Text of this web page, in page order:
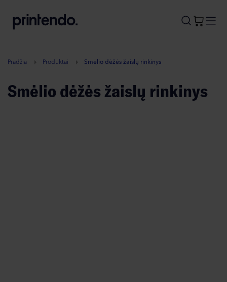
A
Pradžia Produktai Smėlio dėžės žaislų rinkinys
Smėlio dėžės žaislų rinkinys